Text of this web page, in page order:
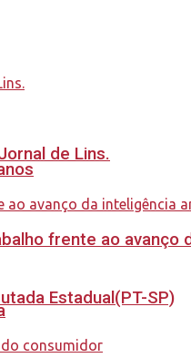
de Lins.
Estadual(PT-SP)
frente ao avanço